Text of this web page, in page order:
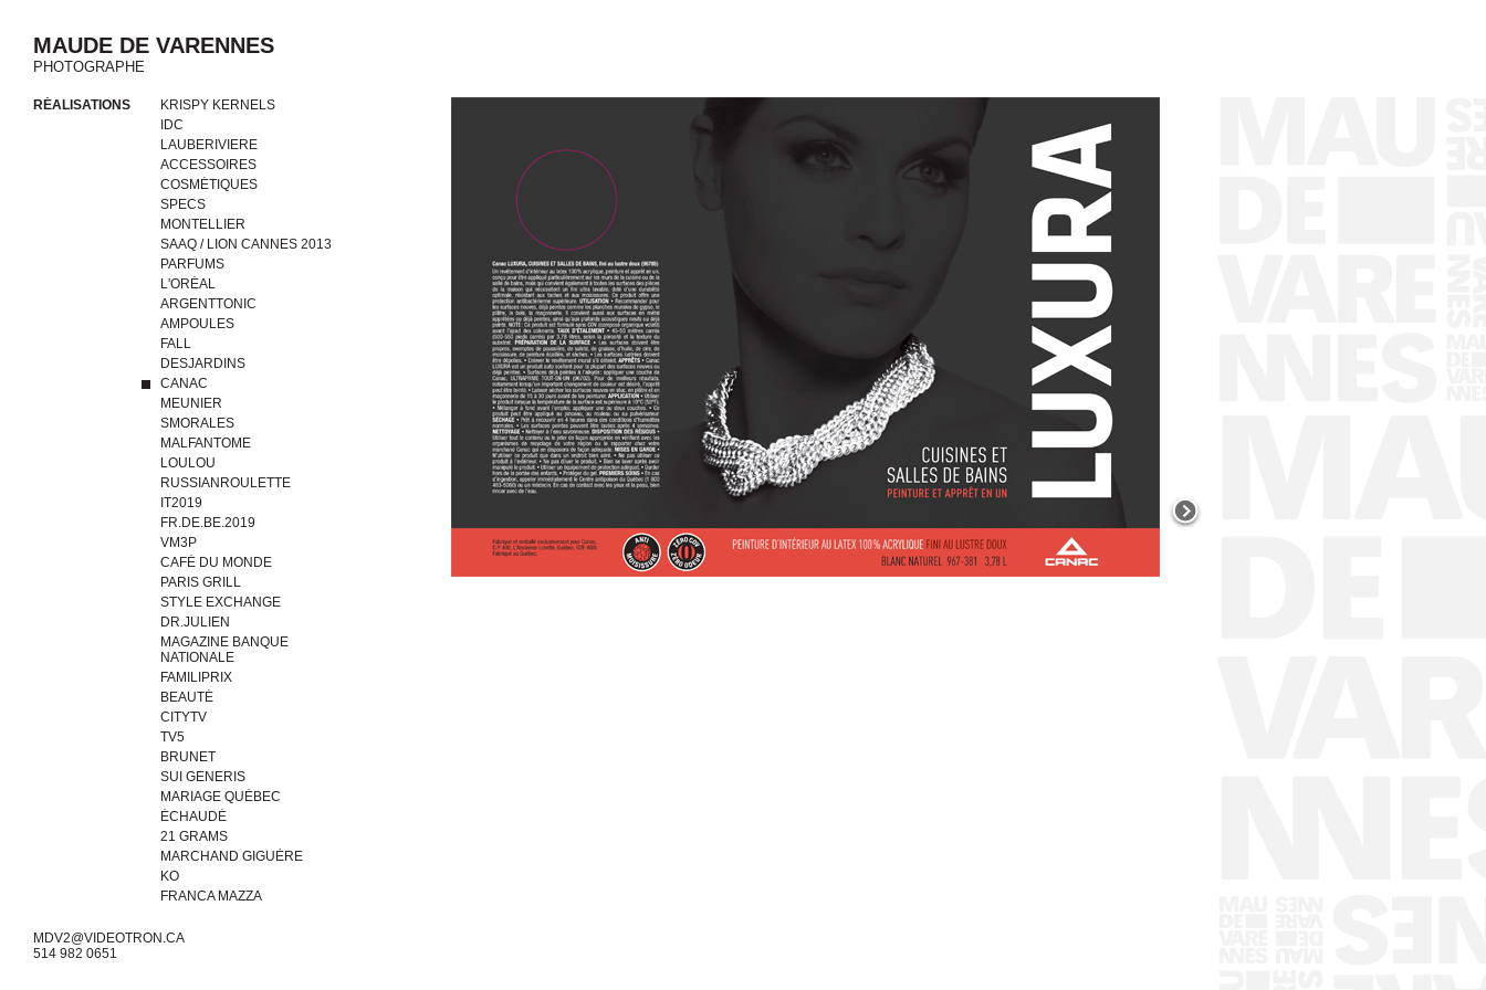
MAUDE DE VARENNES
PHOTOGRAPHE
RÉALISATIONS
KRISPY KERNELS
IDC
LAUBERIVIERE
ACCESSOIRES
COSMÉTIQUES
SPECS
MONTELLIER
SAAQ / LION CANNES 2013
PARFUMS
L'ORÉAL
ARGENTTONIC
AMPOULES
FALL
DESJARDINS
CANAC
MEUNIER
SMORALES
MALFANTOME
LOULOU
RUSSIANROULETTE
IT2019
FR.DE.BE.2019
VM3P
CAFÉ DU MONDE
PARIS GRILL
STYLE EXCHANGE
DR.JULIEN
MAGAZINE BANQUE
NATIONALE
FAMILIPRIX
BEAUTÉ
CITYTV
TV5
BRUNET
SUI GENERIS
MARIAGE QUÉBEC
ÉCHAUDÉ
21 GRAMS
MARCHAND GIGUÈRE
KO
FRANCA MAZZA
MDV2@VIDEOTRON.CA
514 982 0651